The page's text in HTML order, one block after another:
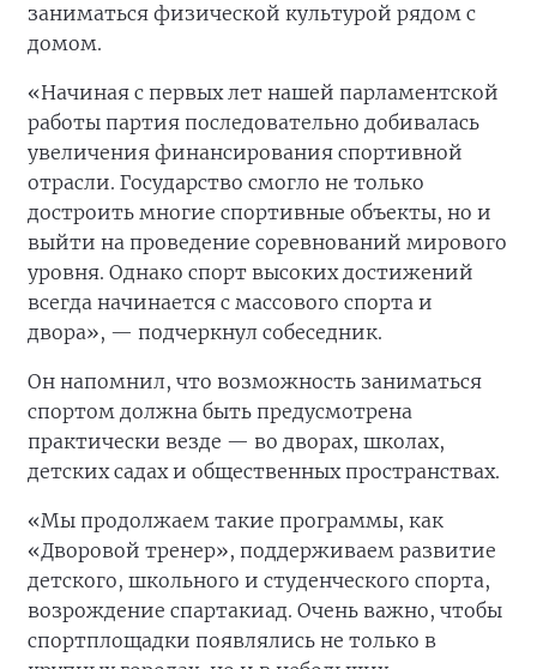
заниматься физической культурой рядом с
домом.
«Начиная с первых лет нашей парламентской
работы партия последовательно добивалась
увеличения финансирования спортивной
отрасли. Государство смогло не только
достроить многие спортивные объекты, но и
выйти на проведение соревнований мирового
уровня. Однако спорт высоких достижений
всегда начинается с массового спорта и
двора», — подчеркнул собеседник.
Он напомнил, что возможность заниматься
спортом должна быть предусмотрена
практически везде — во дворах, школах,
детских садах и общественных пространствах.
«Мы продолжаем такие программы, как
«Дворовой тренер», поддерживаем развитие
детского, школьного и студенческого спорта,
возрождение спартакиад. Очень важно, чтобы
спортплощадки появлялись не только в